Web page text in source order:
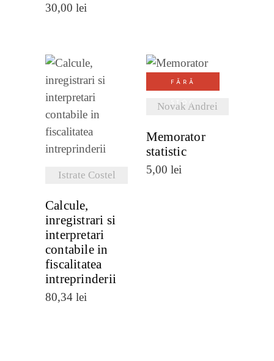
30,00 lei
Istrate Costel
DETALII
Calcule,
inregistrari si
interpretari
contabile in
fiscalitatea
intreprinderii
80,34 lei
FĂRĂ
STOC
Novak Andrei
VEZI
Memorator
statistic
5,00 lei